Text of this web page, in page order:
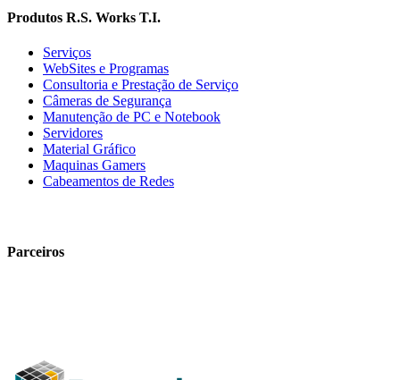
Produtos R.S. Works T.I.
Serviços
WebSites e Programas
Consultoria e Prestação de Serviço
Câmeras de Segurança
Manutenção de PC e Notebook
Servidores
Material Gráfico
Maquinas Gamers
Cabeamentos de Redes
Parceiros